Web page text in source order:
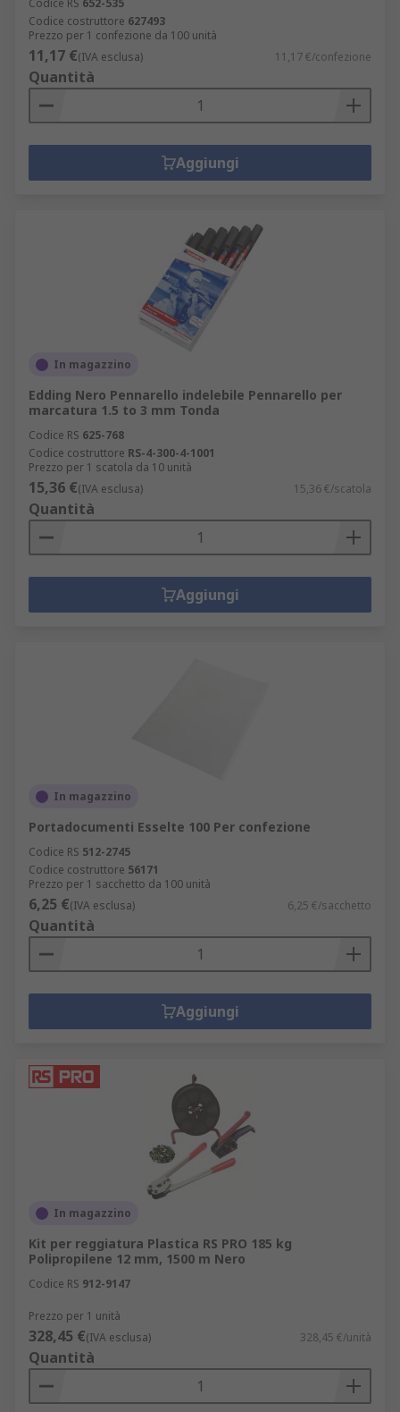
Codice RS 652-535
Codice costruttore 627493
Prezzo per 1 confezione da 100 unità
11,17 €(IVA esclusa) 11,17 €/confezione
Quantità
Aggiungi
In magazzino
Edding Nero Pennarello indelebile Pennarello per
marcatura 1.5 to 3 mm Tonda
Codice RS 625-768
Codice costruttore RS-4-300-4-1001
Prezzo per 1 scatola da 10 unità
15,36 €(IVA esclusa) 15,36 €/scatola
Quantità
Aggiungi
In magazzino
Portadocumenti Esselte 100 Per confezione
Codice RS 512-2745
Codice costruttore 56171
Prezzo per 1 sacchetto da 100 unità
6,25 €(IVA esclusa) 6,25 €/sacchetto
Quantità
Aggiungi
In magazzino
Kit per reggiatura Plastica RS PRO 185 kg
Polipropilene 12 mm, 1500 m Nero
Codice RS 912-9147
Prezzo per 1 unità
328,45 €(IVA esclusa) 328,45 €/unità
Quantità